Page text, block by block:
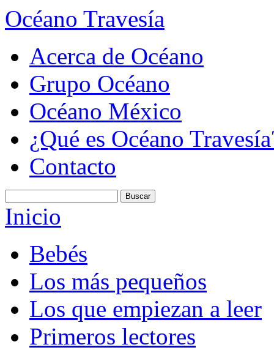
Océano Travesía
Acerca de Océano
Grupo Océano
Océano México
¿Qué es Océano
Contacto
Inicio
Bebés
Los más pequeños
Los que empiezan a leer
Primeros lectores